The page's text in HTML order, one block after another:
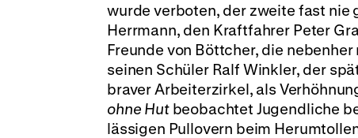
wurde verboten, der zweite fast nie
Herrmann, den Kraftfahrer Peter
Freunde von Böttcher, die
seinen Schüler Ralf Winkler, der
braver Arbeiterzirkel, als
ohne Hutbeobachtet Jugendliche
lässigen Pullovern beim